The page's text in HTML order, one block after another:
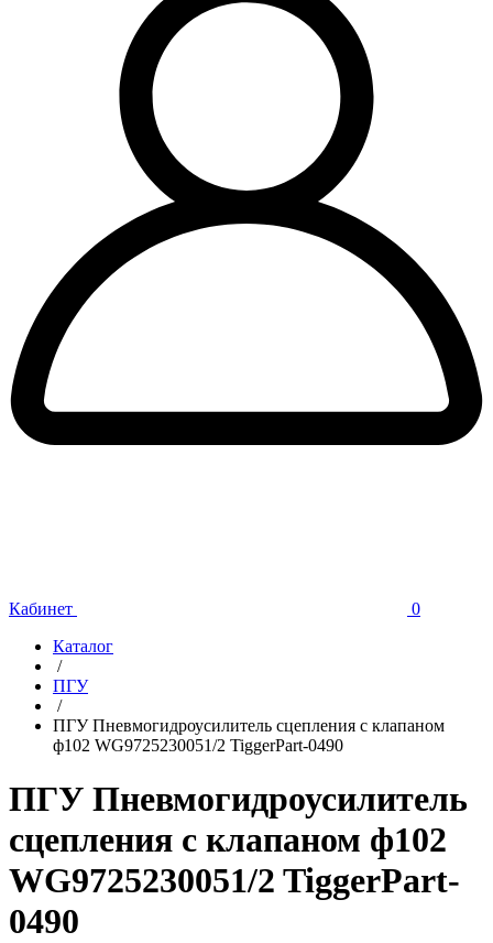
Кабинет
0
Каталог
/
ПГУ
/
ПГУ Пневмогидроусилитель сцепления с клапаном
ф102 WG9725230051/2 TiggerPart-0490
ПГУ Пневмогидроусилитель
сцепления с клапаном ф102
WG9725230051/2 TiggerPart-
0490